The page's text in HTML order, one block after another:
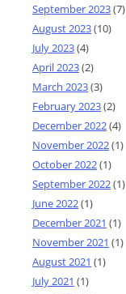
September 2023(7)
August 2023(10)
July 2023(4)
April 2023(2)
March 2023(3)
February 2023(2)
December 2022(4)
November 2022(1)
October 2022(1)
September 2022(1)
June 2022(1)
December 2021 (1)
November 2021 (1)
August 2021 (1)
July 2021 (1)